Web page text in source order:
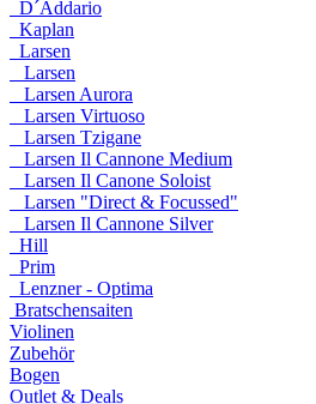
D´Addario
Kaplan
Larsen
Larsen
Larsen Aurora
Larsen Virtuoso
Larsen Tzigane
Larsen Il Cannone Medium
Larsen Il Canone Soloist
Larsen "Direct & Focussed"
Larsen Il Cannone Silver
Hill
Prim
Lenzner - Optima
Bratschensaiten
Violinen
Zubehör
Bogen
Outlet & Deals